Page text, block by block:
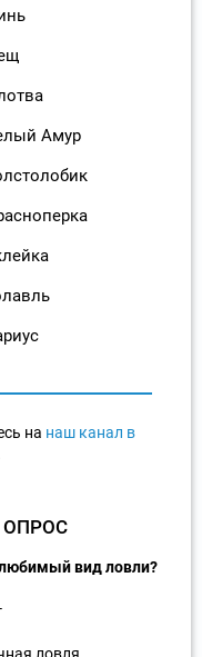
Амур
на наш канал в
ОПРОС
вид ловли?